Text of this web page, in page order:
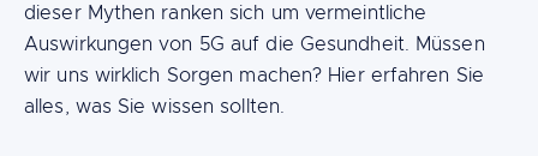
dieser Mythen ranken sich um vermeintliche
Auswirkungen von 5G auf die Gesundheit. Müssen
wir uns wirklich Sorgen machen? Hier erfahren Sie
alles, was Sie wissen sollten.